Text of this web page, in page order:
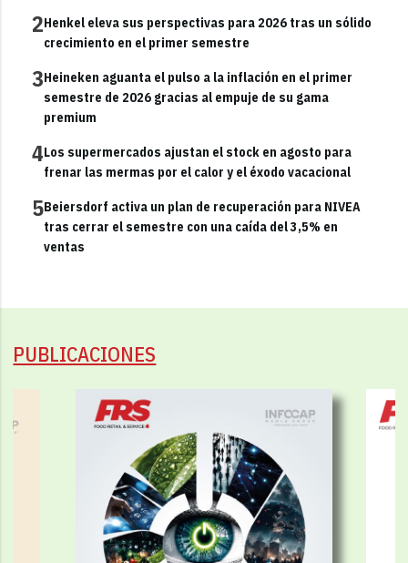
2Henkel eleva sus perspectivas para 2026 tras un sólido
crecimiento en el primer semestre
3Heineken aguanta el pulso a la inflación en el primer
semestre de 2026 gracias al empuje de su gama
premium
4Los supermercados ajustan el stock en agosto para
frenar las mermas por el calor y el éxodo vacacional
5Beiersdorf activa un plan de recuperación para NIVEA
tras cerrar el semestre con una caída del 3,5% en
ventas
PUBLICACIONES